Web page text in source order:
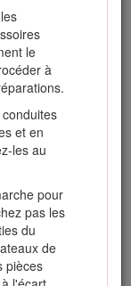
le
à
et en
les au
pour
pas les
du
de
pièces
monoxyde
local
chaussures
et d'un
exigé par